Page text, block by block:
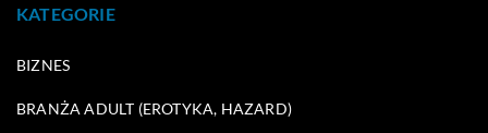
KATEGORIE
BIZNES
BRANŻA ADULT (EROTYKA, HAZARD)